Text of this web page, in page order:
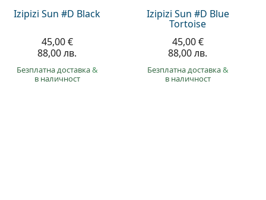
Izipizi Sun #D Black
45,00 €
88,00 лв.
Безплатна доставка&
в наличност
Izipizi Sun #D Blue
Tortoise
45,00 €
88,00 лв.
Безплатна доставка&
в наличност